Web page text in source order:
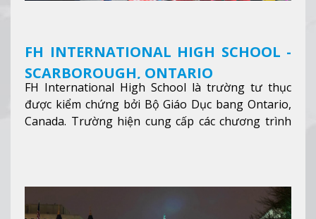
FH INTERNATIONAL HIGH SCHOOL -
SCARBOROUGH, ONTARIO
FH International High School là trường tư thục
được kiểm chứng bởi Bộ Giáo Dục bang Ontario,
Canada. Trường hiện cung cấp các chương trình
nhanh chóng môi trường học tại Canada.Xem
thêm